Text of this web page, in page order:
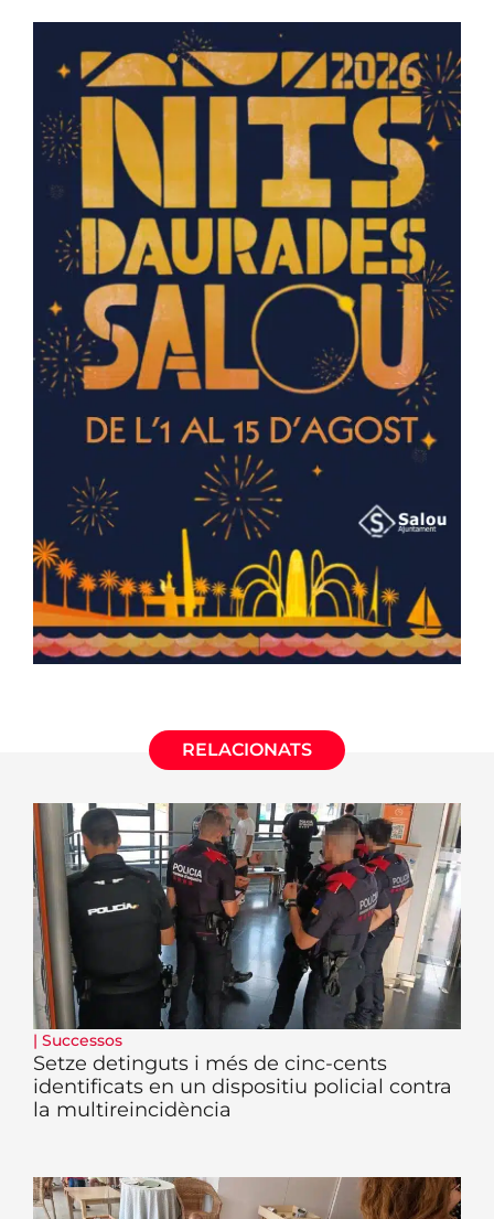
RELACIONATS
| Successos
Setze detinguts i més de cinc-cents
identificats en un dispositiu policial contra
la multireincidència